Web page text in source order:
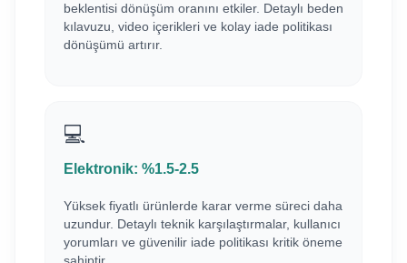
beklentisi dönüşüm oranını etkiler. Detaylı beden
kılavuzu, video içerikleri ve kolay iade politikası
dönüşümü artırır.
💻
Elektronik: %1.5-2.5
Yüksek fiyatlı ürünlerde karar verme süreci daha
uzundur. Detaylı teknik karşılaştırmalar, kullanıcı
yorumları ve güvenilir iade politikası kritik öneme
sahiptir.